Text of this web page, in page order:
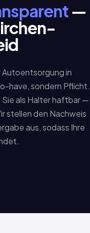
—
in
have, sondern Pflicht.
als Halter haftbar —
stellen den Nachweis
aus, sodass Ihre